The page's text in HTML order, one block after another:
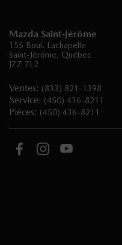
Mazda Saint-Jérôme
155 Boul. Lachapelle
Saint-Jérôme, Québec
J7Z 7L2
Ventes: (833) 821-1398
Service: (450) 436-8211
Pièces: (450) 436-8211